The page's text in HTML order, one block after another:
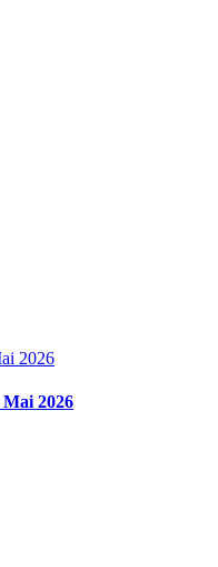
2026
2026